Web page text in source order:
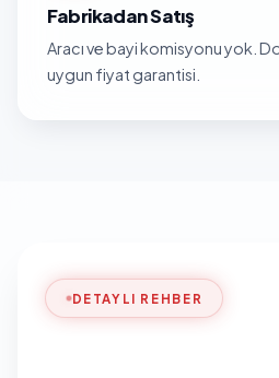
Fabrikadan Satış
Aracı ve bayi komisyonu yok.
uygun fiyat garantisi.
DETAYLI REHBER